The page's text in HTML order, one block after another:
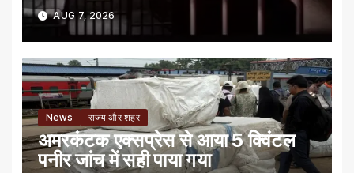
AUG 7, 2026
News राज्य और शहर
अमरकंटक एक्सप्रेस से आया 5 क्विंटल
पनीर जांच में सही पाया गया